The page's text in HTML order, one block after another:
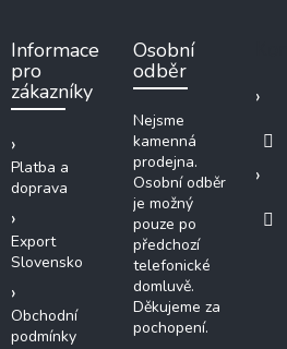
Informace
pro
zákazníky
Platba a
doprava
Export
Slovensko
Obchodní
podmínky
Osobní
odběr
Nejsme
kamenná
prodejna.
Osobní odběr
je možný
pouze po
předchozí
telefonické
domluvě.
Děkujeme za
pochopení.